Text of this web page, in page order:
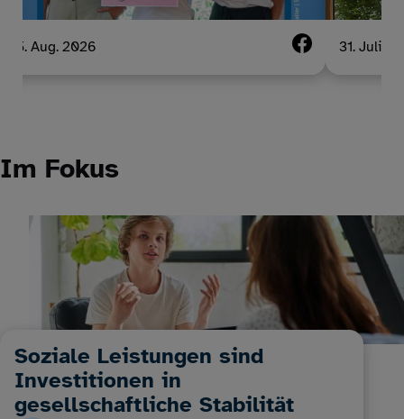
5. Aug. 2026 31. Juli
Im Fokus
Soziale Leistungen sind
Investitionen in
gesellschaftliche Stabilität